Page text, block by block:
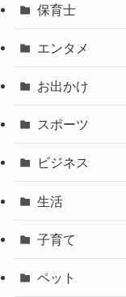
保育士
エンタメ
お出かけ
スポーツ
ビジネス
生活
子育て
ペット